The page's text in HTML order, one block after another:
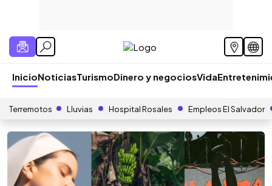
InicioNoticiasTurismoDinero y negociosVida
Terremotos Lluvias Hospital Rosales Empleos El Salvador